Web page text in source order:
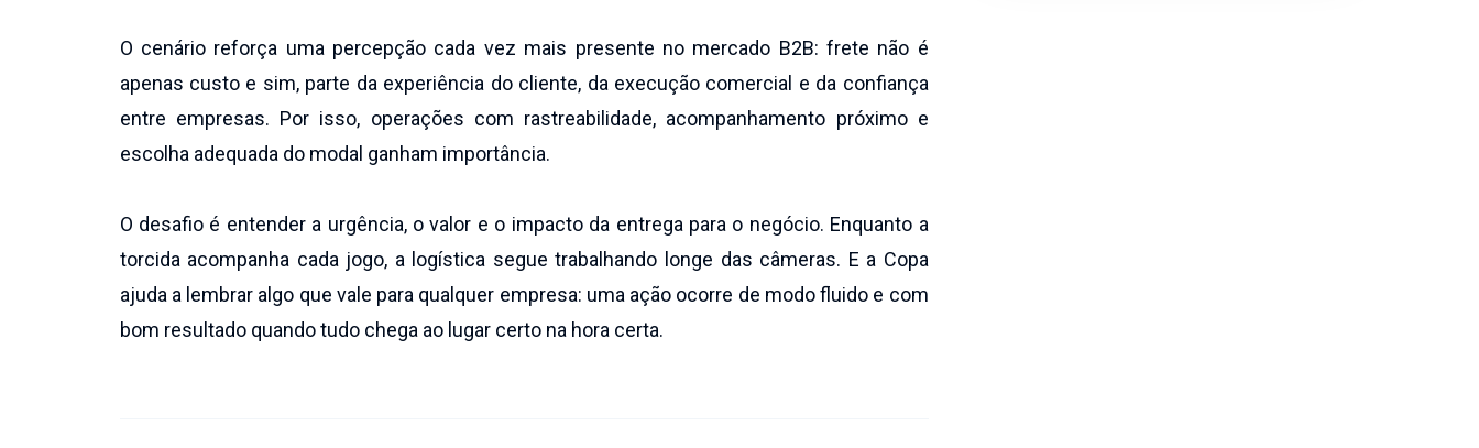
O cenário reforça uma percepção cada vez mais presente no mercado B2B: frete não é
apenas custo e sim, parte da experiência do cliente, da execução comercial e da confiança
entre empresas. Por isso, operações com rastreabilidade, acompanhamento próximo e
escolha adequada do modal ganham importância.
O desafio é entender a urgência, o valor e o impacto da entrega para o negócio. Enquanto a
torcida acompanha cada jogo, a logística segue trabalhando longe das câmeras. E a Copa
ajuda a lembrar algo que vale para qualquer empresa: uma ação ocorre de modo fluido e com
bom resultado quando tudo chega ao lugar certo na hora certa.